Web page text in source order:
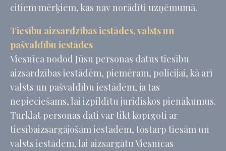
citiem mērķiem, kas nav norādīti uzņēmumā.
Tiesību aizsardzības iestādes, valsts un
pašvaldību iestādes
Viesnīca nodod Jūsu personas datus tiesību
aizsardzības iestādēm, piemēram, policijai, kā arī
valsts un pašvaldību iestādēm, ja tas
nepieciešams, lai izpildītu juridiskos pienākumus.
Turklāt personas dati var tikt kopīgoti ar
tiesībaizsargājošām iestādēm, tostarp tiesām un
valsts iestādēm, lai aizsargātu Viesnīcas